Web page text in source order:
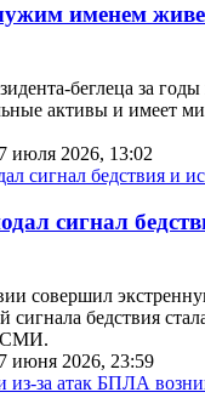
именем
беглеца за
активы и имеет
июля 2026, 13:02
сигнал
совершил
бедствия
СМИ.
июня 2026, 23:59